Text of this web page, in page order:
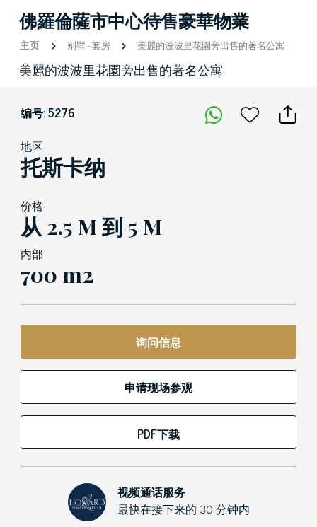
佛羅倫薩市中心待售豪華物業
主页 别墅-套房 美麗的波波里花園旁出售的著名公寓
美麗的波波里花園旁出售的著名公寓
编号: 5276
地区
托斯卡纳
价格
从 2.5 M 到 5 M
内部
700 m2
询问信息
申请现场参观
PDF下载
视频通话服务
最快在接下来的 30 分钟内